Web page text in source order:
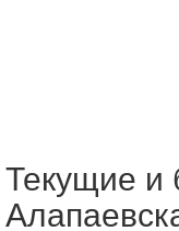
Текущие и